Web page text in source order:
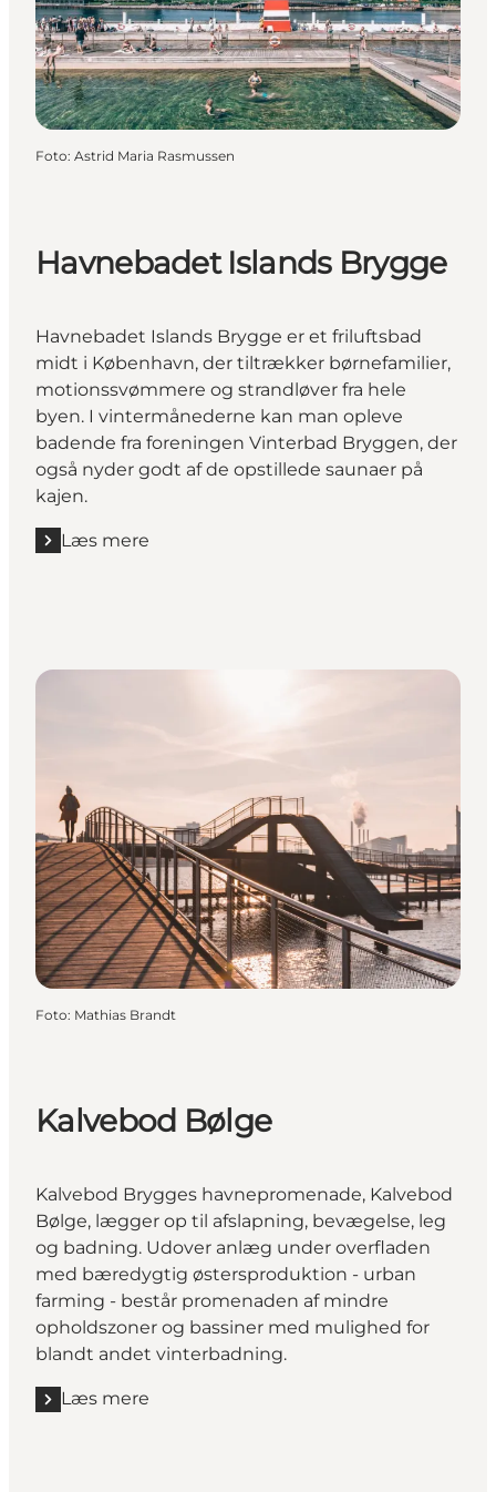
Foto: Astrid Maria Rasmussen
Havnebadet Islands Brygge
Havnebadet Islands Brygge er et friluftsbad
midt i København, der tiltrækker børnefamilier,
motionssvømmere og strandløver fra hele
byen. I vintermånederne kan man opleve
badende fra foreningen Vinterbad Bryggen, der
også nyder godt af de opstillede saunaer på
kajen.
Læs mere
Læs mere "Havnebadet Islands Brygge"
Foto: Mathias Brandt
Kalvebod Bølge
Kalvebod Brygges havnepromenade, Kalvebod
Bølge, lægger op til afslapning, bevægelse, leg
og badning. Udover anlæg under overfladen
med bæredygtig østersproduktion - urban
farming - består promenaden af mindre
opholdszoner og bassiner med mulighed for
blandt andet vinterbadning.
Læs mere
Læs mere "Kalvebod Bølge"